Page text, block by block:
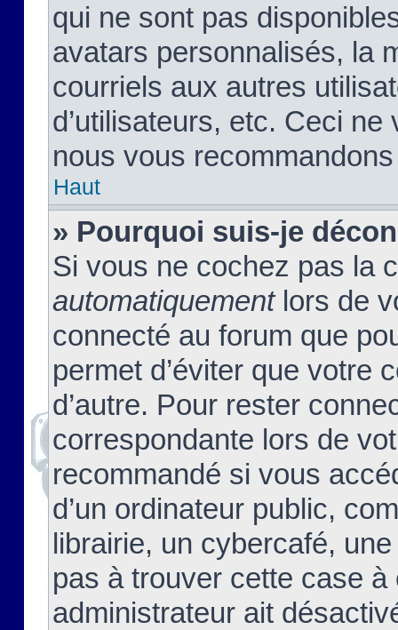
qui ne sont pas
avatars personnalisés, la
courriels aux autres
d’utilisateurs, etc. Ceci
nous vous
Haut
» Pourquoi suis-je
Si vous ne cochez pas la
automatiquementlors de
connecté au forum que
permet d’éviter que votre
d’autre. Pour rester
correspondante lors de
recommandé si vous
d’un ordinateur public,
librairie, un cybercafé,
pas à trouver cette case à
administrateur ait